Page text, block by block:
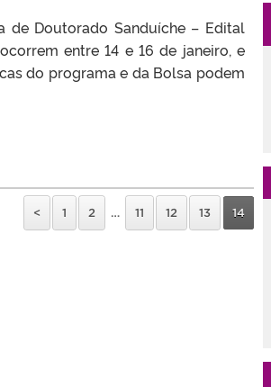
de Doutorado Sanduíche – Edital
entre 14 e 16 de janeiro, e
do programa e da Bolsa podem
<
1 2 … 11 12 13 14